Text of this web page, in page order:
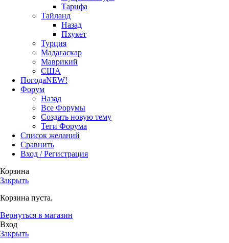
Тарифа
Тайланд
Назад
Пхукет
Турция
Мадагаскар
Маврикий
США
ПогодаNEW!
Форум
Назад
Все Форумы
Создать новую тему
Теги Форума
Список желаний
Сравнить
Вход / Регистрация
Корзина
Закрыть
Корзина пуста.
Вернуться в магазин
Вход
Закрыть